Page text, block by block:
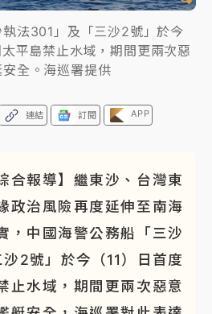
法301」及「三沙2號」於今
太平島禁止水域，期間更兩次惡
全。海巡署提供
連結 訂閱 APP
合報導】繼東沙、台灣東
政治風險再度延伸至南海
，中國海警公務船「三沙
2號」於今（11）日首度
止水域，期間更兩次惡意